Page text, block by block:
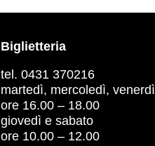
Biglietteria
tel. 0431 370216
martedì, mercoledì, venerdì
ore 16.00 – 18.00
giovedì e sabato
ore 10.00 – 12.00